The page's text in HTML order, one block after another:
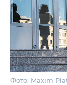
Фото: Maxim